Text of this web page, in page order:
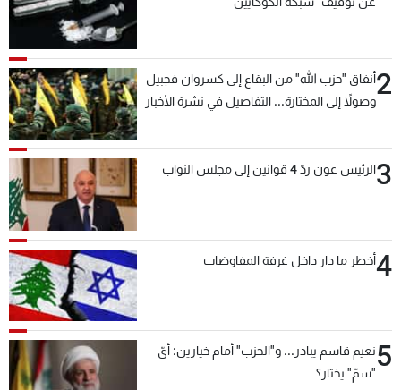
2أنفاق "حزب الله" من البقاع إلى كسروان فجبيل
وصولاً إلى المختارة... التفاصيل في نشرة الأخبار
3الرئيس عون ردّ 4 قوانين إلى مجلس النواب
4أخطر ما دار داخل غرفة المفاوضات
5نعيم قاسم يبادر... و"الحزب" أمام خيارين: أيّ
"سمّ" يختار؟